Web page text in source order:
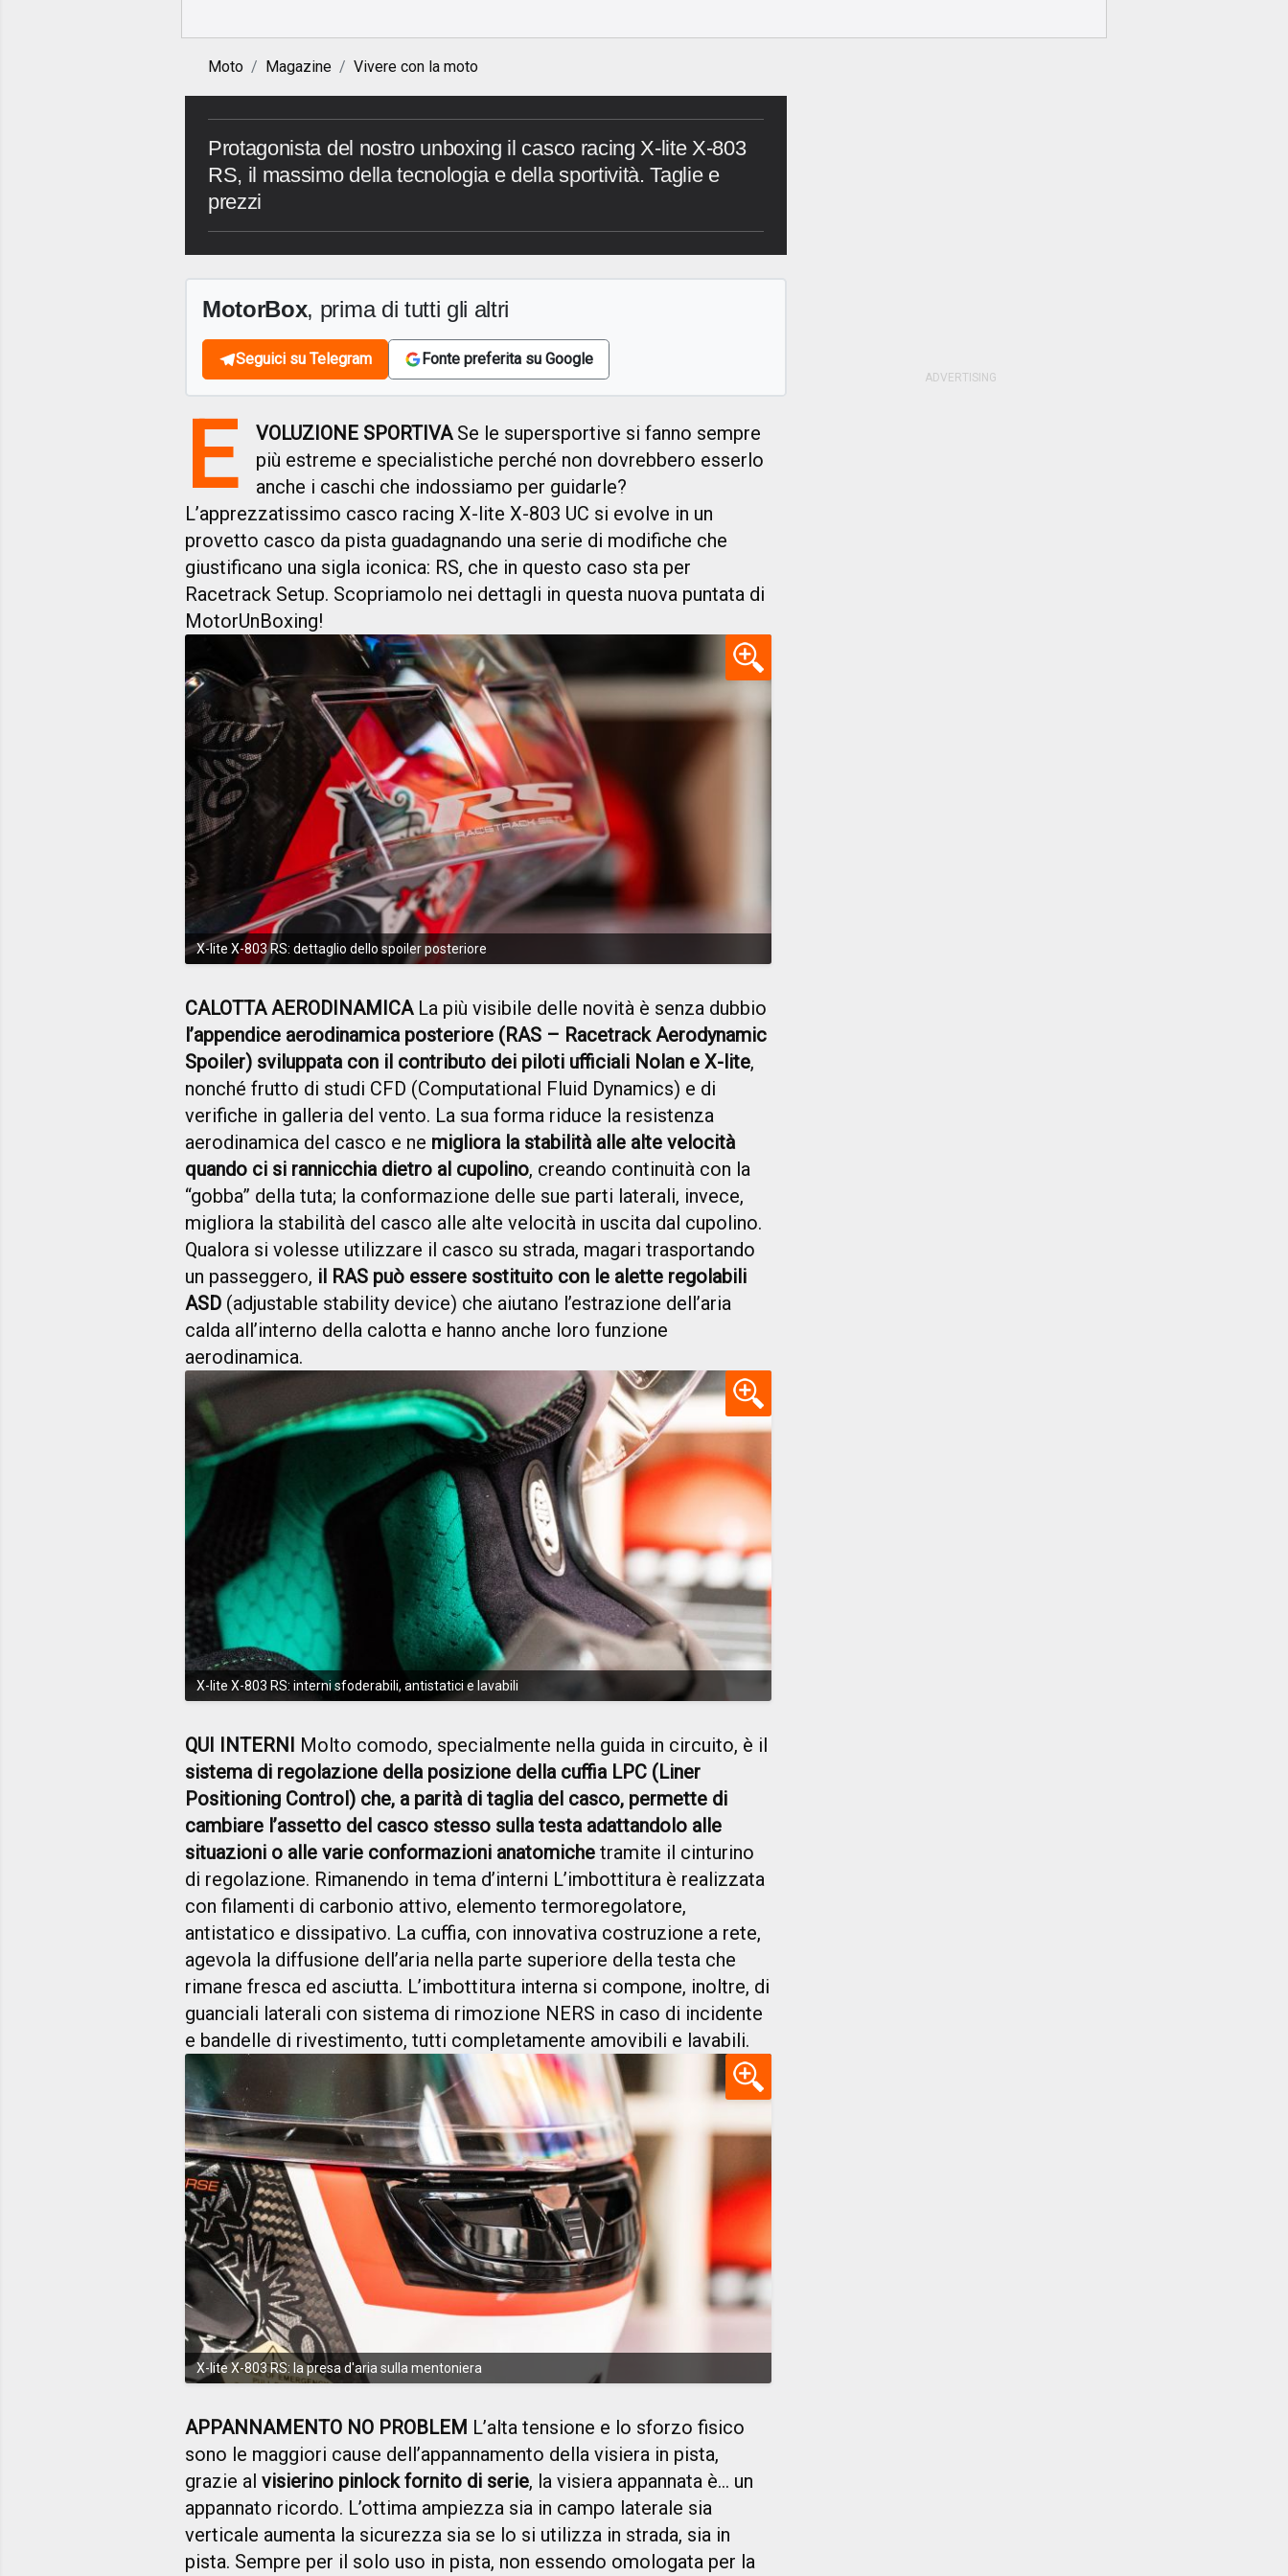
Moto Magazine Vivere con la moto
Protagonista del nostro unboxing il casco racing X-lite X-803
RS, il massimo della tecnologia e della sportività. Taglie e
prezzi
MotorBox, prima di tutti gli altri
Seguici su Telegram Fonte preferita su Google
E VOLUZIONE SPORTIVA Se le supersportive si fanno sempre
più estreme e specialistiche perché non dovrebbero esserlo
anche i caschi che indossiamo per guidarle?
L’apprezzatissimo casco racing X-lite X-803 UC si evolve in un
provetto casco da pista guadagnando una serie di modifiche che
giustificano una sigla iconica: RS, che in questo caso sta per
Racetrack Setup. Scopriamolo nei dettagli in questa nuova puntata di
MotorUnBoxing!
X-lite X-803 RS: dettaglio dello spoiler posteriore
CALOTTA AERODINAMICA La più visibile delle novità è senza dubbio
l’appendice aerodinamica posteriore (RAS – Racetrack Aerodynamic
Spoiler) sviluppata con il contributo dei piloti ufficiali Nolan e X-lite,
nonché frutto di studi CFD (Computational Fluid Dynamics) e di
verifiche in galleria del vento. La sua forma riduce la resistenza
aerodinamica del casco e ne migliora la stabilità alle alte velocità
quando ci si rannicchia dietro al cupolino, creando continuità con la
“gobba” della tuta; la conformazione delle sue parti laterali, invece,
migliora la stabilità del casco alle alte velocità in uscita dal cupolino.
Qualora si volesse utilizzare il casco su strada, magari trasportando
un passeggero, il RAS può essere sostituito con le alette regolabili
ASD (adjustable stability device) che aiutano l’estrazione dell’aria
calda all’interno della calotta e hanno anche loro funzione
aerodinamica.
X-lite X-803 RS: interni sfoderabili, antistatici e lavabili
QUI INTERNI Molto comodo, specialmente nella guida in circuito, è il
sistema di regolazione della posizione della cuffia LPC (Liner
Positioning Control) che, a parità di taglia del casco, permette di
cambiare l’assetto del casco stesso sulla testa adattandolo alle
situazioni o alle varie conformazioni anatomiche tramite il cinturino
di regolazione. Rimanendo in tema d’interni L’imbottitura è realizzata
con filamenti di carbonio attivo, elemento termoregolatore,
antistatico e dissipativo. La cuffia, con innovativa costruzione a rete,
agevola la diffusione dell’aria nella parte superiore della testa che
rimane fresca ed asciutta. L’imbottitura interna si compone, inoltre, di
guanciali laterali con sistema di rimozione NERS in caso di incidente
e bandelle di rivestimento, tutti completamente amovibili e lavabili.
X-lite X-803 RS: la presa d'aria sulla mentoniera
APPANNAMENTO NO PROBLEM L’alta tensione e lo sforzo fisico
sono le maggiori cause dell’appannamento della visiera in pista,
grazie al visierino pinlock fornito di serie, la visiera appannata è… un
appannato ricordo. L’ottima ampiezza sia in campo laterale sia
verticale aumenta la sicurezza sia se lo si utilizza in strada, sia in
pista. Sempre per il solo uso in pista, non essendo omologata per la